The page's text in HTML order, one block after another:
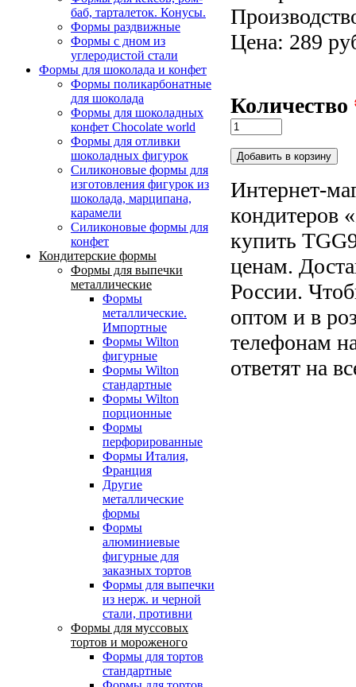
баб, тарталеток. Конусы.
Формы раздвижные
Формы с дном из
углеродистой стали
Формы для шоколада и конфет
Формы поликарбонатные
для шоколада
Формы для шоколадных
конфет Сhocolate world
Формы для отливки
шоколадных фигурок
Силиконовые формы для
изготовления фигурок из
шоколада, марципана,
карамели
Силиконовые формы для
конфет
Кондитерские формы
Формы для выпечки
металлические
Формы
металлические.
Импортные
Формы Wilton
фигурные
Формы Wilton
стандартные
Формы Wilton
порционные
Формы
перфорированные
Формы Италия,
Франция
Другие
металлические
формы
Формы
алюминиевые
фигурные для
заказных тортов
Формы для выпечки
из нерж. и черной
стали, противни
Формы для муссовых
тортов и мороженого
Формы для тортов
стандартные
Цена: 289
Количество
Интернет-
кондитеров
купить
ценам.
России.
оптом и в
телефонам
ответят на